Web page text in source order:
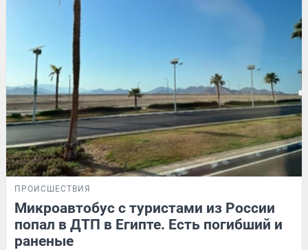
ПРОИСШЕСТВИЯ
Микроавтобус с туристами из России
попал в ДТП в Египте. Есть погибший и
раненые